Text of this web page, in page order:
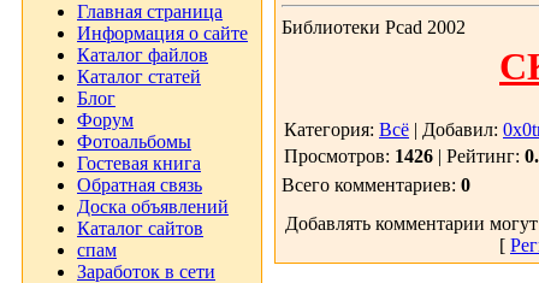
Главная страница
Информация о сайте
Каталог файлов
Каталог статей
Блог
Форум
Фотоальбомы
Гостевая книга
Обратная связь
Доска объявлений
Каталог сайтов
спам
Заработок в сети
Библиотеки Pcad 2002
Категория: Всё | Добавил:
Просмотров: 1426 | Рейтинг:
Всего комментариев: 0
Добавлять комментарии
[